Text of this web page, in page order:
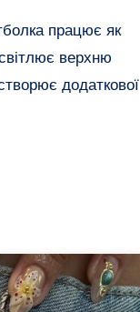
працює як
верхню
додаткової